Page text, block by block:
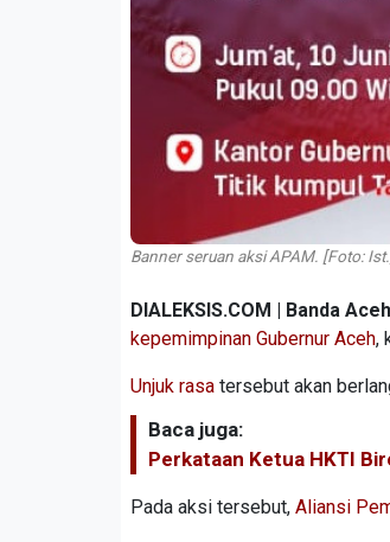
Banner seruan aksi APAM. [Foto:
DIALEKSIS.COM | Banda Aceh
kepemimpinan Gubernur Aceh,
Unjuk rasa tersebut akan
Baca juga:
Perkataan Ketua HKTI
Pada aksi tersebut, Aliansi